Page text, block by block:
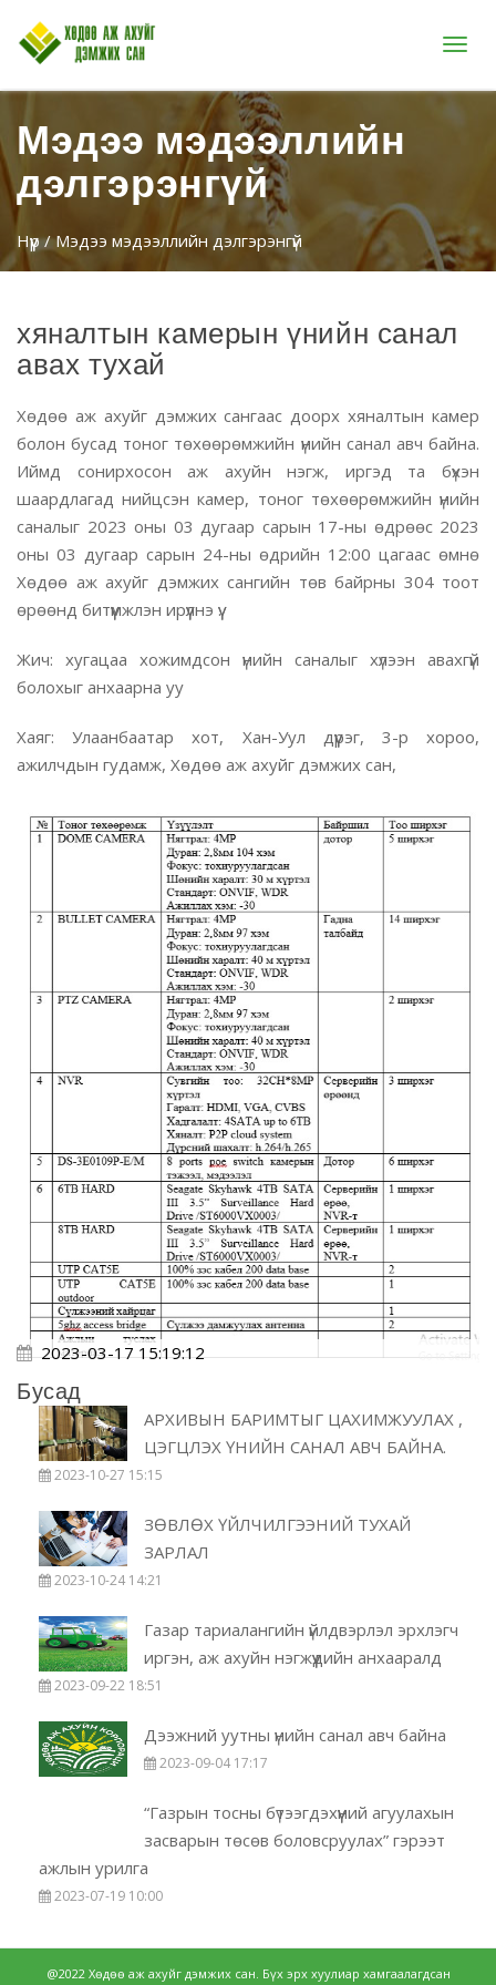
Цэс
Мэдээ мэдээллийн
дэлгэрэнгүй
Нүүр/ Мэдээ мэдээллийн дэлгэрэнгүй
хяналтын камерын үнийн санал
авах тухай
Хөдөө аж ахуйг дэмжих сангаас доорх хяналтын камер
болон бусад тоног төхөөрөмжийн үнийн санал авч байна.
Иймд сонирхосон аж ахуйн нэгж, иргэд та бүхэн
шаардлагад нийцсэн камер, тоног төхөөрөмжийн үнийн
саналыг 2023 оны 03 дугаар сарын 17-ны өдрөөс 2023
оны 03 дугаар сарын 24-ны өдрийн 12:00 цагаас өмнө
Хөдөө аж ахуйг дэмжих сангийн төв байрны 304 тоот
өрөөнд битүүмжлэн ирүүлнэ үү.
Жич: хугацаа хожимдсон үнийн саналыг хүлээн авахгүй
болохыг анхаарна уу
Хаяг: Улаанбаатар хот, Хан-Уул дүүрэг, 3-р хороо,
ажилчдын гудамж, Хөдөө аж ахуйг дэмжих сан,
2023-03-17 15:19:12
Бусад
АРХИВЫН БАРИМТЫГ ЦАХИМЖУУЛАХ ,
ЦЭГЦЛЭХ ҮНИЙН САНАЛ АВЧ БАЙНА.
2023-10-27 15:15
ЗӨВЛӨХ ҮЙЛЧИЛГЭЭНИЙ ТУХАЙ
ЗАРЛАЛ
2023-10-24 14:21
Газар тариалангийн үйлдвэрлэл эрхлэгч
иргэн, аж ахуйн нэгжүүдийн анхааралд
2023-09-22 18:51
Дээжний уутны үнийн санал авч байна
2023-09-04 17:17
“Газрын тосны бүтээгдэхүүний агуулахын
засварын төсөв боловсруулах” гэрээт
ажлын урилга
2023-07-19 10:00
@2022 Хөдөө аж ахуйг дэмжих сан. Бүх эрх хуулиар хамгаалагдсан